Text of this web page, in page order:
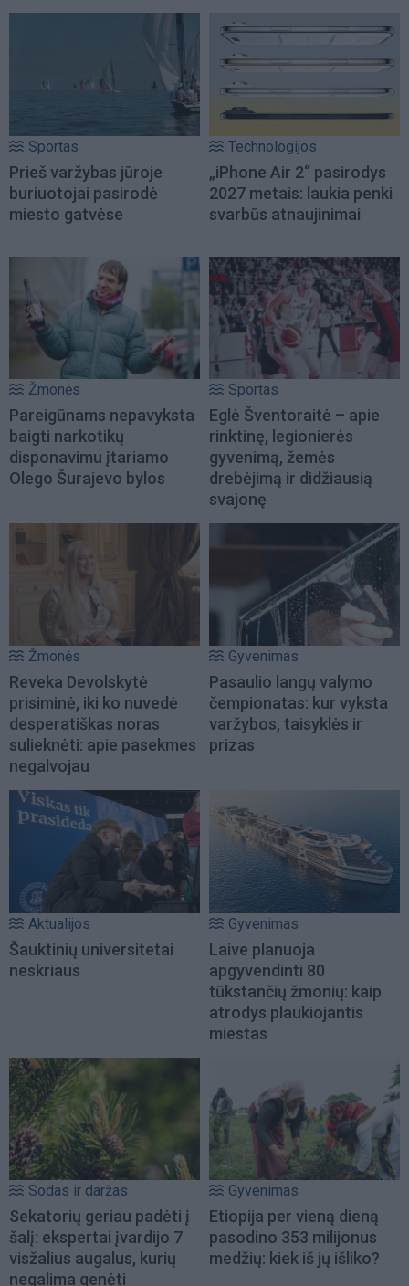
Sportas
Prieš varžybas jūroje
buriuotojai pasirodė
miesto gatvėse
Technologijos
„iPhone Air 2“ pasirodys
2027 metais: laukia penki
svarbūs atnaujinimai
Žmonės
Pareigūnams nepavyksta
baigti narkotikų
disponavimu įtariamo
Olego Šurajevo bylos
Sportas
Eglė Šventoraitė – apie
rinktinę, legionierės
gyvenimą, žemės
drebėjimą ir didžiausią
svajonę
Žmonės
Reveka Devolskytė
prisiminė, iki ko nuvedė
desperatiškas noras
sulieknėti: apie pasekmes
negalvojau
Gyvenimas
Pasaulio langų valymo
čempionatas: kur vyksta
varžybos, taisyklės ir
prizas
Aktualijos
Šauktinių universitetai
neskriaus
Gyvenimas
Laive planuoja
apgyvendinti 80
tūkstančių žmonių: kaip
atrodys plaukiojantis
miestas
Sodas ir daržas
Sekatorių geriau padėti į
šalį: ekspertai įvardijo 7
visžalius augalus, kurių
negalima genėti
Gyvenimas
Etiopija per vieną dieną
pasodino 353 milijonus
medžių: kiek iš jų išliko?